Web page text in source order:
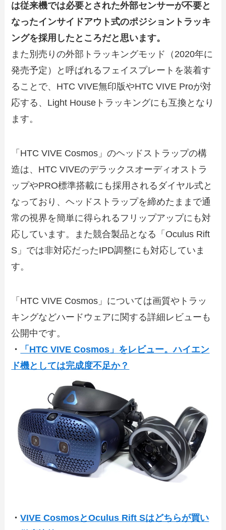
は従来機では必要とされた外部センサーが不要と
なったインサイドアウト式のポジショントラッキ
ングを採用したところだと思います。
また別売りの外部トラッキングモッド（2020年に
発売予定）と呼ばれるフェイスプレートを装着す
ることで、HTC VIVE無印版やHTC VIVE Proが対
応する、Light Houseトラッキングにも互換となり
ます。
「HTC VIVE Cosmos」のヘッドストラップの構
造は、HTC VIVEのデラックスオーディオストラ
ップやPRO標準搭載にも採用されるダイヤル式と
なっており、ヘッドストラップを締めたままで通
常の視界を簡単に得られるフリップアップにも対
応しています。また競合製品となる「Oculus Rift
S」では非対応だったIPD調整にも対応していま
す。
「HTC VIVE Cosmos」については画質やトラッ
キングなどハードウェアに関する詳細レビューも
公開中です。
・
「HTC VIVE Cosmos」をレビュー。ハイエン
ド機としては完成度不足か？
・VIVE CosmosとOculus Rift Sはどちらが買い